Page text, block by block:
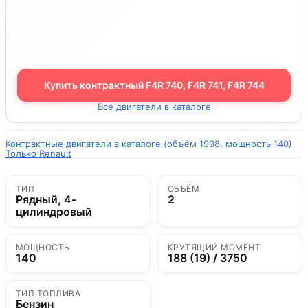
Купить контрактный F4R 740, F4R 741, F4R 744
Все двигатели в каталоге
Контрактные двигатели в каталоге (объём 1998, мощность 140)
Только Renault
ТИП
Рядный, 4-
цилиндровый
ОБЪЁМ
2
МОЩНОСТЬ
140
КРУТЯЩИЙ МОМЕНТ
188 (19) / 3750
ТИП ТОПЛИВА
Бензин